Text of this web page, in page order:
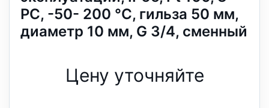
РС, -50- 200 °C, гильза 50 мм,
диаметр 10 мм, G 3/4, сменный
Цену уточняйте